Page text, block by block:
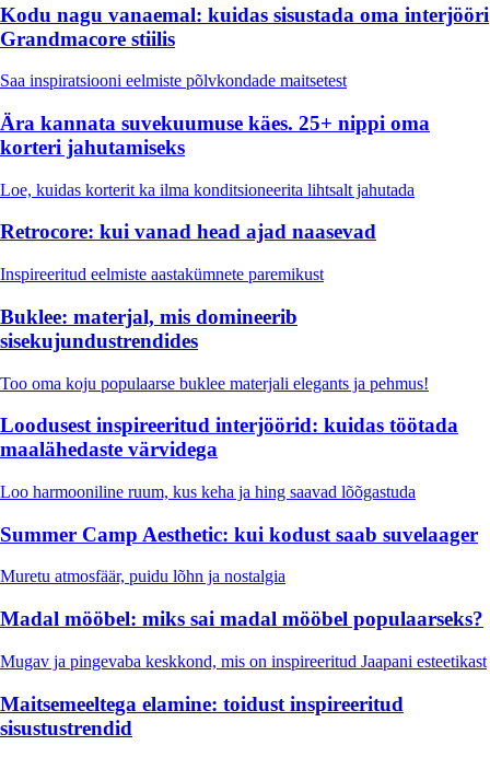
Kodu nagu vanaemal: kuidas sisustada oma interjööri
Grandmacore stiilis
Saa inspiratsiooni eelmiste põlvkondade maitsetest
Ära kannata suvekuumuse käes. 25+ nippi oma
korteri jahutamiseks
Loe, kuidas korterit ka ilma konditsioneerita lihtsalt jahutada
Retrocore: kui vanad head ajad naasevad
Inspireeritud eelmiste aastakümnete paremikust
Buklee: materjal, mis domineerib
sisekujundustrendides
Too oma koju populaarse buklee materjali elegants ja pehmus!
Loodusest inspireeritud interjöörid: kuidas töötada
maalähedaste värvidega
Loo harmooniline ruum, kus keha ja hing saavad lõõgastuda
Summer Camp Aesthetic: kui kodust saab suvelaager
Muretu atmosfäär, puidu lõhn ja nostalgia
Madal mööbel: miks sai madal mööbel populaarseks?
Mugav ja pingevaba keskkond, mis on inspireeritud Jaapani esteetikast
Maitsemeeltega elamine: toidust inspireeritud
sisustustrendid